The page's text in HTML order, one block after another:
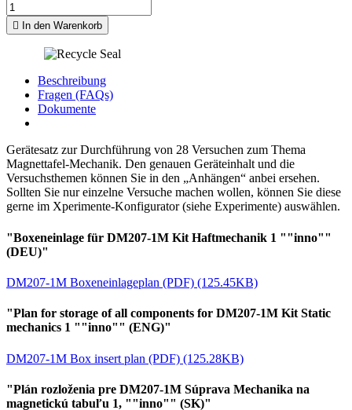
 In den Warenkorb
Beschreibung
Fragen (FAQs)
Dokumente
Gerätesatz zur Durchführung von 28 Versuchen zum Thema
Magnettafel-Mechanik. Den genauen Geräteinhalt und die
Versuchsthemen können Sie in den „Anhängen“ anbei ersehen.
Sollten Sie nur einzelne Versuche machen wollen, können Sie diese
gerne im Xperimente-Konfigurator (siehe Experimente) auswählen.
"Boxeneinlage für DM207-1M Kit Haftmechanik 1 ""inno""
(DEU)"
DM207-1M Boxeneinlageplan (PDF) (125.45KB)
"Plan for storage of all components for DM207-1M Kit Static
mechanics 1 ""inno"" (ENG)"
DM207-1M Box insert plan (PDF) (125.28KB)
"Plán rozloženia pre DM207-1M Súprava Mechanika na
magnetickú tabuľu 1, ""inno"" (SK)"